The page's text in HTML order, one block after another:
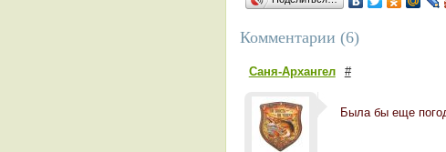
Комментарии (6)
Саня-Архангел #
Была бы еще